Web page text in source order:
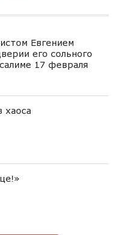
Евгением
его сольного
17 февраля
хаоса